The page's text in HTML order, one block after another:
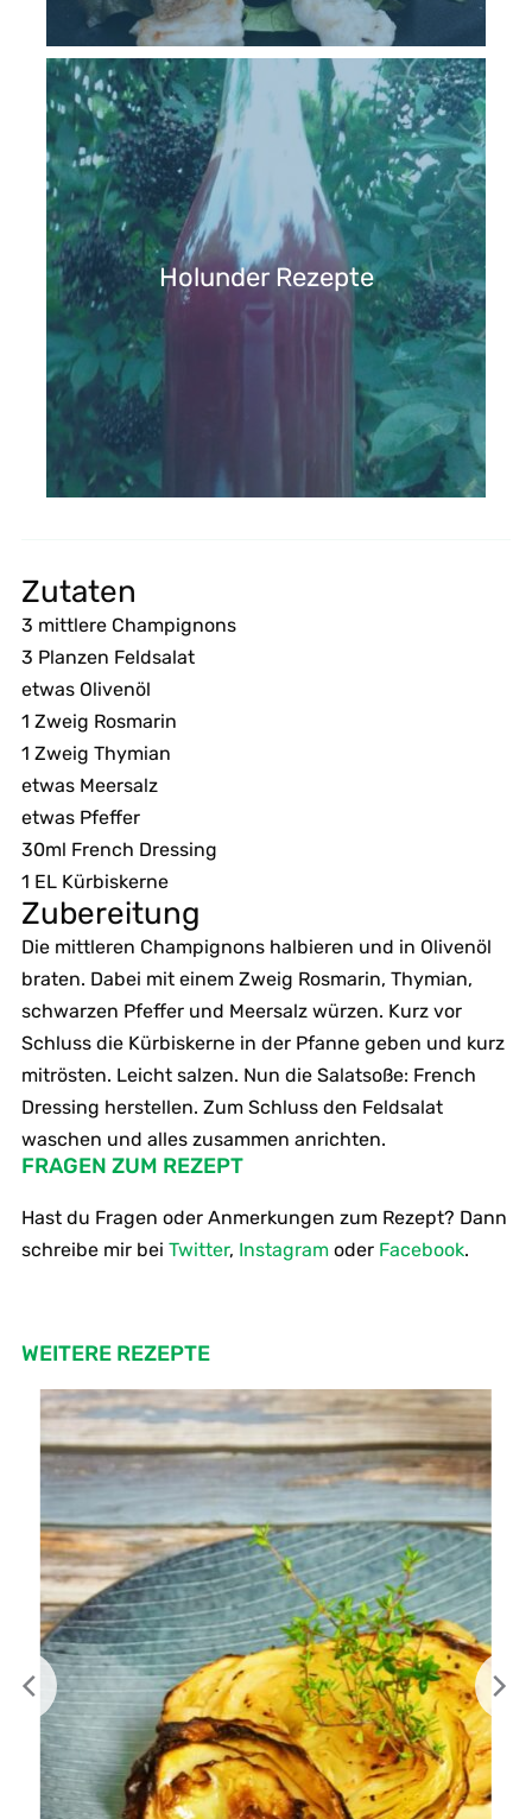
Holunder Rezepte
Zutaten
3 mittlere Champignons
3 Planzen Feldsalat
etwas Olivenöl
1 Zweig Rosmarin
1 Zweig Thymian
etwas Meersalz
etwas Pfeffer
30ml French Dressing
1 EL Kürbiskerne
Zubereitung
Die mittleren Champignons halbieren und in Olivenöl
braten. Dabei mit einem Zweig Rosmarin, Thymian,
schwarzen Pfeffer und Meersalz würzen. Kurz vor
Schluss die Kürbiskerne in der Pfanne geben und kurz
mitrösten. Leicht salzen. Nun die Salatsoße: French
Dressing herstellen. Zum Schluss den Feldsalat
waschen und alles zusammen anrichten.
FRAGEN ZUM REZEPT
Hast du Fragen oder Anmerkungen zum Rezept? Dann
schreibe mir bei Twitter, Instagramoder Facebook.
WEITERE REZEPTE